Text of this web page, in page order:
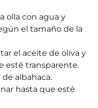
olla con agua y
el tamaño de la
el aceite de oliva y
esté transparente.
albahaca.
hasta que esté